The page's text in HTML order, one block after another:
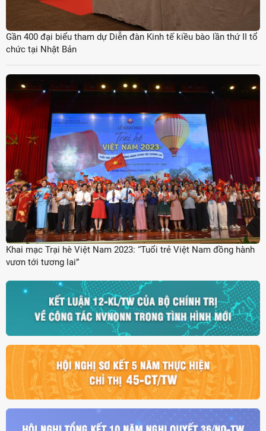
Gần 400 đại biểu tham dự Diễn đàn Kinh tế kiều bào lần thứ II tổ
chức tại Nhật Bản
Khai mạc Trại hè Việt Nam 2023: “Tuổi trẻ Việt Nam đồng hành
vươn tới tương lai”